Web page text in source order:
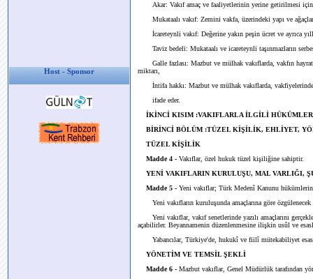
Host - Sponsor
Akar: Vakıf amaç ve faaliyetlerinin yerine getirilmesi için
Mukataalı vakıf: Zemini vakfa, üzerindeki yapı ve ağaçlar
İcareteynli vakıf: Değerine yakın peşin ücret ve ayrıca
Taviz bedeli: Mukataalı ve icareteynli taşınmazların
Galle fazlası: Mazbut ve mülhak vakıflarda, vakfın hayrat
miktarı,
İntifa hakkı: Mazbut ve mülhak vakıflarda,
ifade eder.
İKİNCİ KISIM :VAKIFLARLA İLGİLİ HÜKÜMLER
BİRİNCİ BÖLÜM :TÜZEL KİŞİLİK, EHLİYET,
TÜZEL KİŞİLİK
Madde 4 - Vakıflar, özel hukuk tüzel kişiliğine sahiptir.
YENİ VAKIFLARIN KURULUŞU, MAL VARLIĞI,
Madde 5 - Yeni vakıflar; Türk Medenî Kanunu
Yeni vakıfların kuruluşunda amaçlarına göre özgülenecek
Yeni vakıflar, vakıf senetlerinde yazılı amaçlarını
açabilirler. Beyannamenin düzenlenmesine ilişkin usûl ve
Yabancılar, Türkiye'de, hukukî ve fiilî mütekabiliyet
YÖNETİM VE TEMSİL ŞEKLİ
Madde 6 - Mazbut vakıflar, Genel Müdürlük tarafından